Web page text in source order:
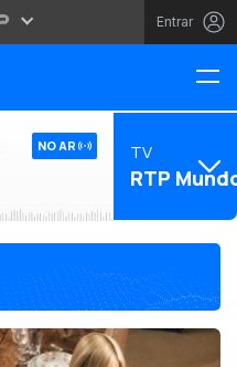
Entrar
NO AR TV
RTP